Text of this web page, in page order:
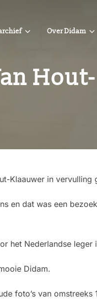
Over Didam
Hout-
Klaauwer in vervulling
en dat was een
het Nederlandse leger
Didam.
foto’s van omstreeks